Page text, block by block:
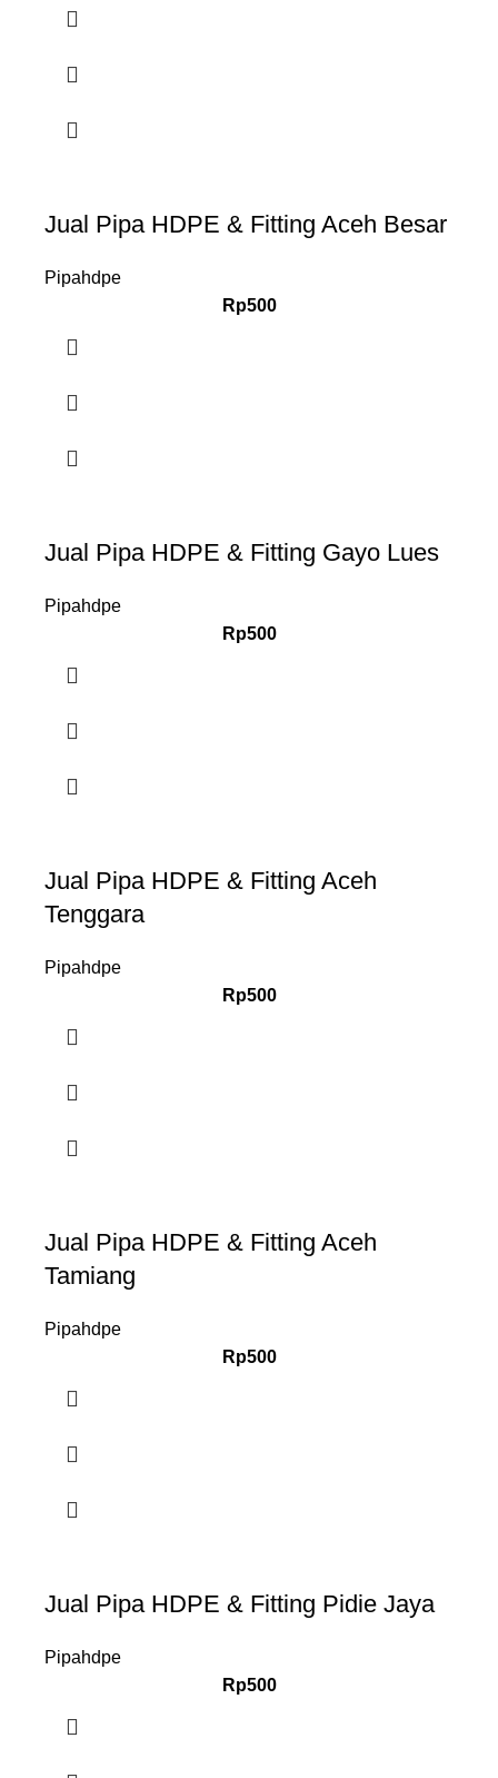
Jual Pipa HDPE & Fitting Aceh Besar
Pipahdpe
Rp500
Jual Pipa HDPE & Fitting Gayo Lues
Pipahdpe
Rp500
Jual Pipa HDPE & Fitting Aceh
Tenggara
Pipahdpe
Rp500
Jual Pipa HDPE & Fitting Aceh
Tamiang
Pipahdpe
Rp500
Jual Pipa HDPE & Fitting Pidie Jaya
Pipahdpe
Rp500